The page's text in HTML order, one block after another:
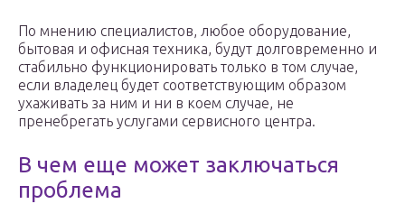
По мнению специалистов, любое оборудование,
бытовая и офисная техника, будут долговременно и
стабильно функционировать только в том случае,
если владелец будет соответствующим образом
ухаживать за ним и ни в коем случае, не
пренебрегать услугами сервисного центра.
В чем еще может заключаться
проблема